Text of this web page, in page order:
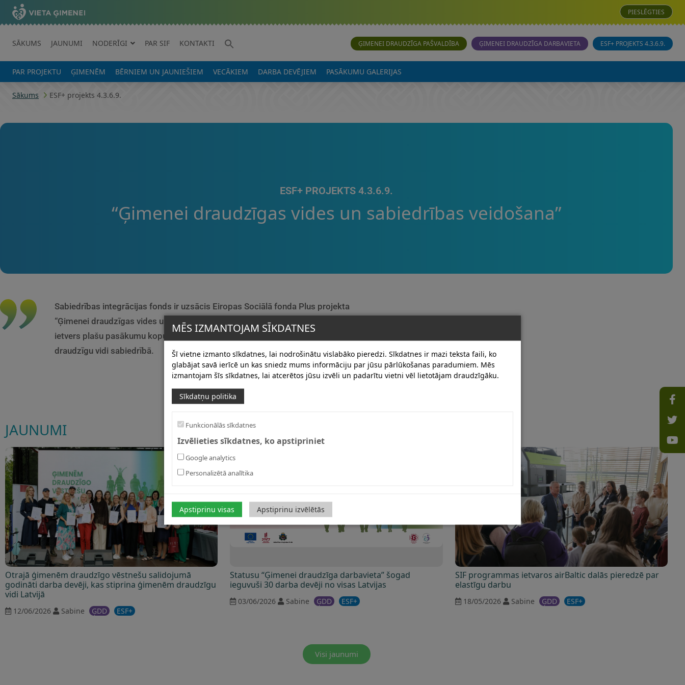
PIESLĒGTIES
SĀKUMS JAUNUMI NODERĪGI PAR SIF KONTAKTI ĢIMENEI DRAUDZĪGA PAŠVALDĪBA ĢIMENEI DRAUDZĪGA DARBAVIETA ESF+ PROJEKTS 4.3.6.9.
PAR PROJEKTU ĢIMENĒM BĒRNIEM UN JAUNIEŠIEM VECĀKIEM DARBA DEVĒJIEM PASĀKUMU GALERIJAS
Sākums ESF+ projekts 4.3.6.9.
ESF+ PROJEKTS 4.3.6.9.
“Ģimenei draudzīgas vides un sabiedrības veidošana”
Sabiedrības integrācijas fonds ir uzsācis Eiropas Sociālā fonda Plus projekta
“Ģimenei draudzīgas vides un sabiedrības veidošana” īstenošanu, kas sevī
ietvers plašu pasākumu kopumu, ar mērķi veicināt iekļaujošu un ģimenēm
draudzīgu vidi sabiedrībā.
JAUNUMI
Otrajā ģimenēm draudzīgo vēstnešu salidojumā
godināti darba devēji, kas stiprina ģimenēm draudzīgu
vidi Latvijā
12/06/2026 Sabine ĢDD ESF+
Statusu “Ģimenei draudzīga darbavieta” šogad
ieguvuši 30 darba devēji no visas Latvijas
03/06/2026 Sabine ĢDD ESF+
SIF programmas ietvaros airBaltic dalās pieredzē par
elastīgu darbu
18/05/2026 Sabine ĢDD ESF+
Visi jaunumi
MĒS IZMANTOJAM SĪKDATNES
Šī vietne izmanto sīkdatnes, lai nodrošinātu vislabāko pieredzi. Sīkdatnes ir mazi teksta faili, ko
glabājat savā ierīcē un kas sniedz mums informāciju par jūsu pārlūkošanas paradumiem. Mēs
izmantojam šīs sīkdatnes, lai atcerētos jūsu izvēli un padarītu vietni vēl lietotājam draudzīgāku.
Sīkdatņu politika
Funkcionālās sīkdatnes
Izvēlieties sīkdatnes, ko apstipriniet
Google analytics
Personalizētā analītika
Apstiprinu visas Apstiprinu izvēlētās